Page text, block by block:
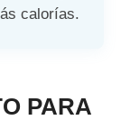
calorías.
PARA